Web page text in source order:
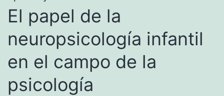
El papel de la
neuropsicología infantil
en el campo de la
psicología